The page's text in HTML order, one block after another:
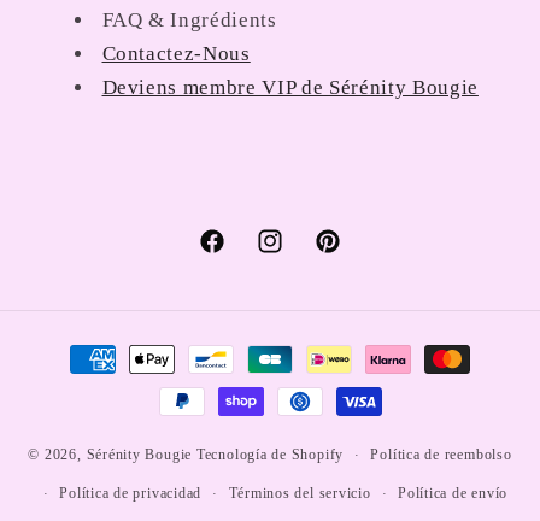
FAQ & Ingrédients
Contactez-Nous
Deviens membre VIP de Sérénity Bougie
FacebookInstagramPinterest
Formas
© 2026, Sérénity Bougie Tecnología de Shopify Política de reembolso
Política de privacidad Términos del servicio Política de envío